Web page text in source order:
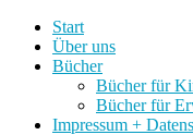
Start
Über uns
Bücher
Bücher für
Bücher für
Impressum +